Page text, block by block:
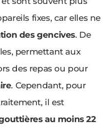
fixes, car elles ne
des gencives. De
permettant aux
des repas ou pour
. Cependant, pour
il est
au moins 22